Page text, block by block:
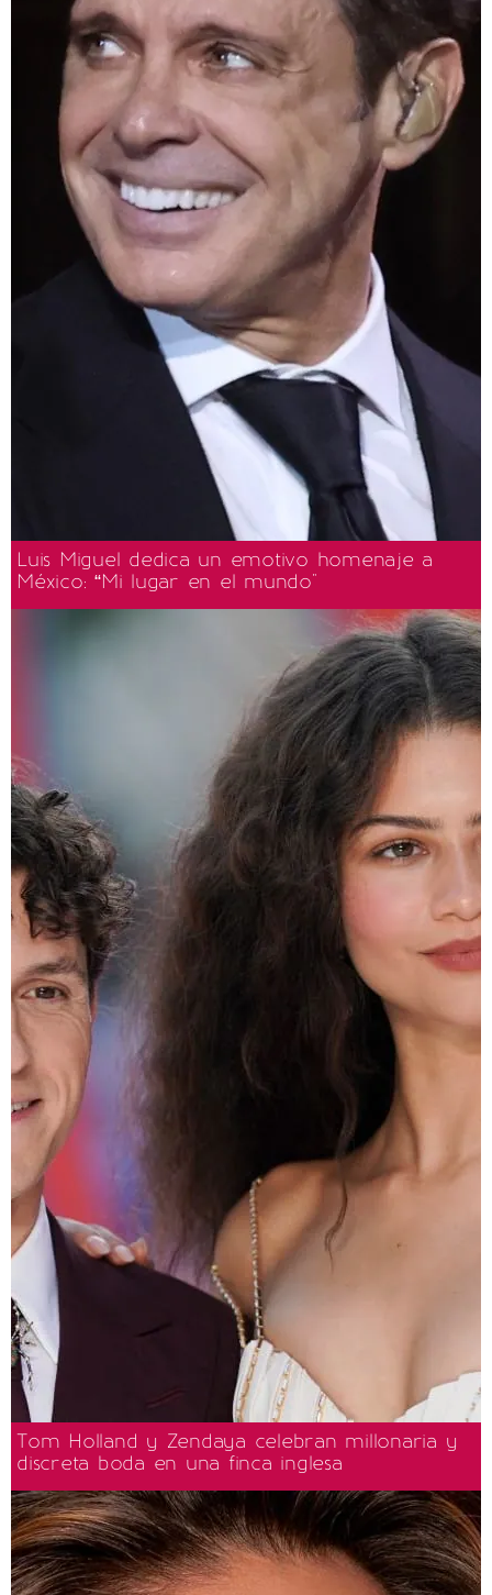
Luis Miguel dedica un emotivo homenaje a
México: “Mi lugar en el mundo"
Tom Holland y Zendaya celebran millonaria y
discreta boda en una finca inglesa